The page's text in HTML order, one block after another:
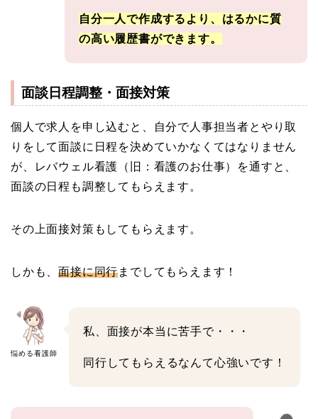
自分一人で作成するより、はるかに質
の高い履歴書ができます。
面談日程調整・面接対策
個人で求人を申し込むと、自分で人事担当者とやり取
りをして面談に日程を決めていかなくてはなりません
が、レバウェル看護（旧：看護のお仕事）を通すと、
面談の日程も調整してもらえます。
その上面接対策もしてもらえます。
しかも、面接に同行までしてもらえます！
悩める看護師
私、面接が本当に苦手で・・・
同行してもらえるなんて心強いです！